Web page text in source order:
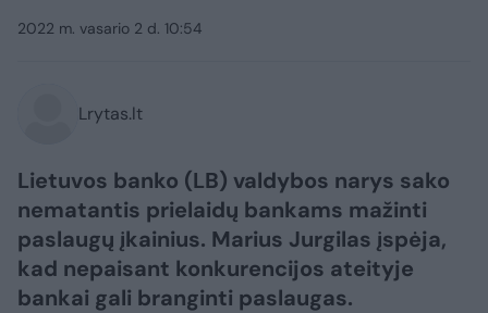
2022 m. vasario 2 d. 10:54
Lrytas.lt
Lietuvos banko (LB) valdybos narys sako
nematantis prielaidų bankams mažinti
paslaugų įkainius. Marius Jurgilas įspėja,
kad nepaisant konkurencijos ateityje
bankai gali branginti paslaugas.